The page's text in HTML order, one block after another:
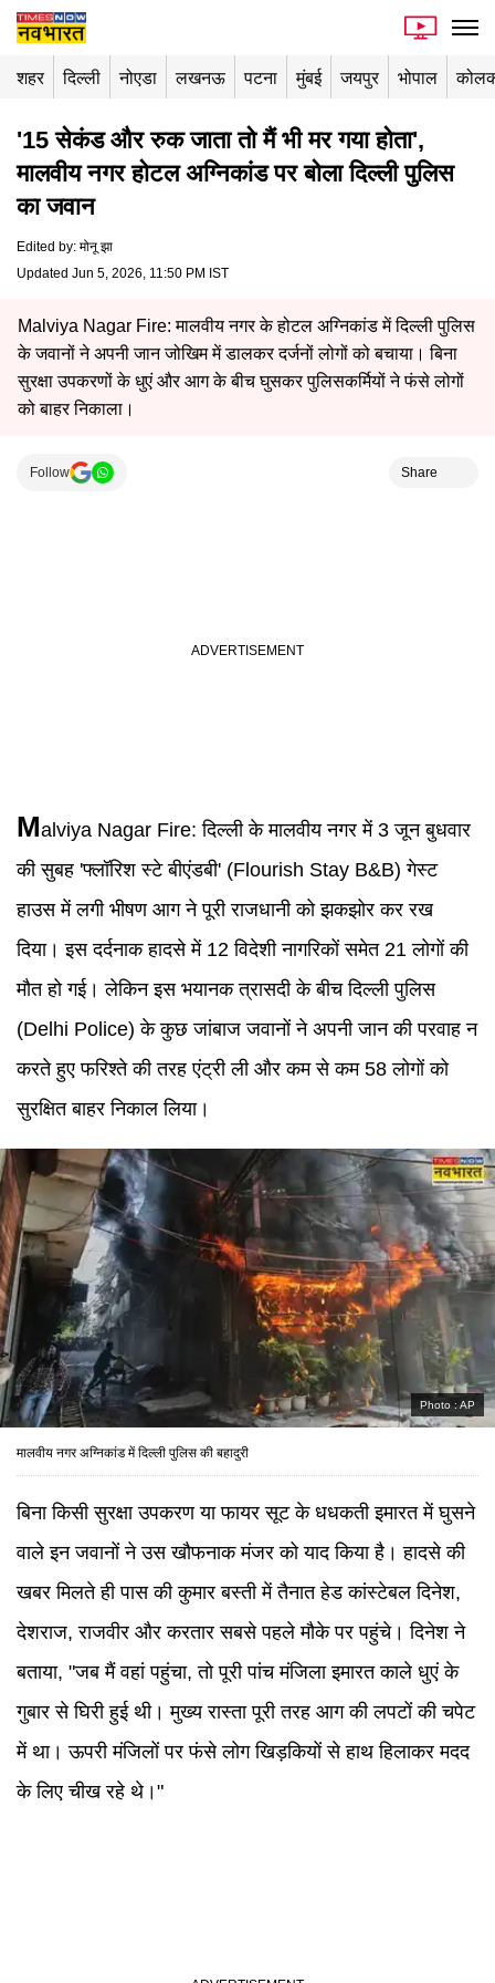
शहर दिल्ली नोएडा लखनऊ पटना मुंबई जयपुर भोपाल
'15 सेकंड और रुक जाता तो मैं भी मर गया होता',
मालवीय नगर होटल अग्निकांड पर बोला दिल्ली पुलिस
का जवान
Edited by: मोनू झा
Updated Jun 5, 2026, 11:50 PM IST
Malviya Nagar Fire: मालवीय नगर के होटल अग्निकांड में दिल्ली पुलिस
के जवानों ने अपनी जान जोखिम में डालकर दर्जनों लोगों को बचाया। बिना
सुरक्षा उपकरणों के धुएं और आग के बीच घुसकर पुलिसकर्मियों ने फंसे लोगों
को बाहर निकाला।
Follow Share
Malviya Nagar Fire:दिल्ली के मालवीय नगर में 3 जून बुधवार
की सुबह 'फ्लॉरिश स्टे बीएंडबी' (Flourish Stay B&B) गेस्ट
हाउस में लगी भीषण आग ने पूरी राजधानी को झकझोर कर रख
दिया। इस दर्दनाक हादसे में 12 विदेशी नागरिकों समेत 21 लोगों की
मौत हो गई। लेकिन इस भयानक त्रासदी के बीच दिल्ली पुलिस
(Delhi Police) के कुछ जांबाज जवानों ने अपनी जान की परवाह न
करते हुए फरिश्ते की तरह एंट्री ली और कम से कम 58 लोगों को
सुरक्षित बाहर निकाल लिया।
Photo : AP
मालवीय नगर अग्निकांड में दिल्ली पुलिस की बहादुरी
बिना किसी सुरक्षा उपकरण या फायर सूट के धधकती इमारत में घुसने
वाले इन जवानों ने उस खौफनाक मंजर को याद किया है। हादसे की
खबर मिलते ही पास की कुमार बस्ती में तैनात हेड कांस्टेबल दिनेश,
देशराज, राजवीर और करतार सबसे पहले मौके पर पहुंचे। दिनेश ने
बताया, "जब मैं वहां पहुंचा, तो पूरी पांच मंजिला इमारत काले धुएं के
गुबार से घिरी हुई थी। मुख्य रास्ता पूरी तरह आग की लपटों की चपेट
में था। ऊपरी मंजिलों पर फंसे लोग खिड़कियों से हाथ हिलाकर मदद
के लिए चीख रहे थे।"